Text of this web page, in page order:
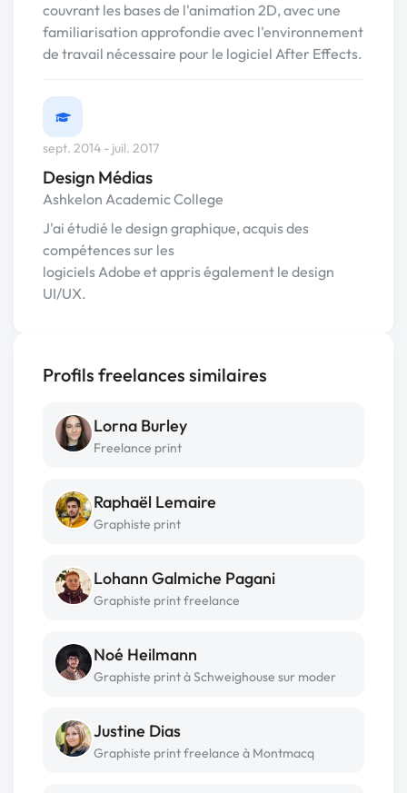
couvrant les bases de l'animation 2D, avec une
familiarisation approfondie avec l'environnement
de travail nécessaire pour le logiciel After Effects.
sept. 2014 - juil. 2017
Design Médias
Ashkelon Academic College
J'ai étudié le design graphique, acquis des
compétences sur les
logiciels Adobe et appris également le design
UI/UX.
Profils freelances similaires
Lorna Burley
Freelance print
Raphaël Lemaire
Graphiste print
Lohann Galmiche Pagani
Graphiste print freelance
Noé Heilmann
Graphiste print à Schweighouse sur moder
Justine Dias
Graphiste print freelance à Montmacq